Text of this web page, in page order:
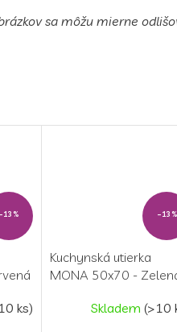
sa môžu mierne
–13 %
ks)
–13 %
Kuchynská utierka
MONA 50x70 -
Skladem(>10